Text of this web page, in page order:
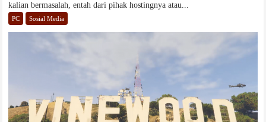
kalian bermasalah, entah dari pihak hostingnya atau...
PC Sosial Media